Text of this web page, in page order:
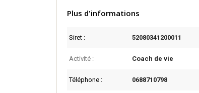
Plus d'informations
Siret : 52080341200011
Activité : Coach de vie
Téléphone : 0688710798